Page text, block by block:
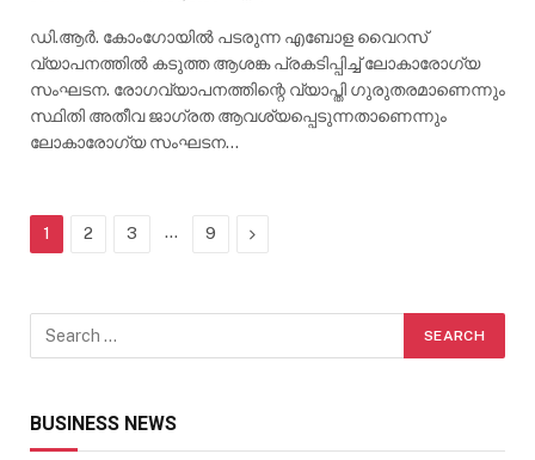
ഡി.ആർ. കോംഗോയിൽ പടരുന്ന എബോള വൈറസ്
വ്യാപനത്തിൽ കടുത്ത ആശങ്ക പ്രകടിപ്പിച്ച് ലോകാരോഗ്യ
സംഘടന. രോഗവ്യാപനത്തിന്റെ വ്യാപ്തി ഗുരുതരമാണെന്നും
സ്ഥിതി അതീവ ജാഗ്രത ആവശ്യപ്പെടുന്നതാണെന്നും
ലോകാരോഗ്യ സംഘടന…
1 2 3 … 9 Next
BUSINESS NEWS